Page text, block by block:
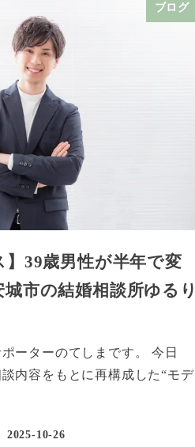
ブログ
】39歳男性が半年で変
市の結婚相談所ゆるり
ーターのてしまです。 今日
内容をもとに再構成した“モデ
2025-10-26